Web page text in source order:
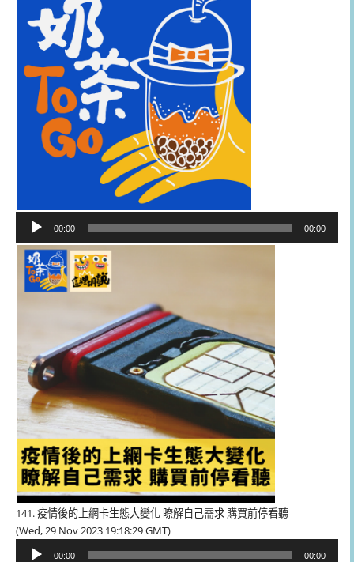
播
器
00:00 00:00
141. 疫情後的上網卡生態大變化 瞭解自己需求 購買前停看聽
(Wed, 29 Nov 2023 19:18:29 GMT)
00:00 00:00